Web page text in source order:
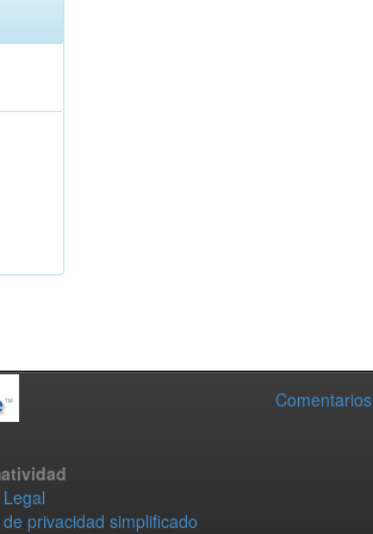
Comentarios
privacidad simplificado